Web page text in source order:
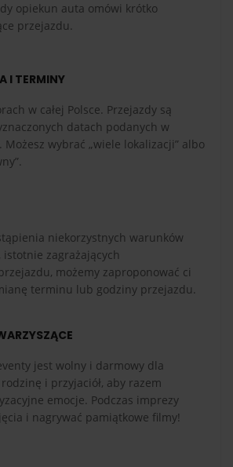
opiekun auta omówi krótko
przejazdu.
I TERMINY
w całej Polsce. Przejazdy są
datach podanych w
Możesz wybrać „wiele lokalizacji” albo
niekorzystnych warunków
zagrażających
możemy zaproponować ci
terminu lub godziny przejazdu.
jest wolny i darmowy dla
i przyjaciół, aby razem
emocje. Podczas imprezy
i nagrywać pamiątkowe filmy!